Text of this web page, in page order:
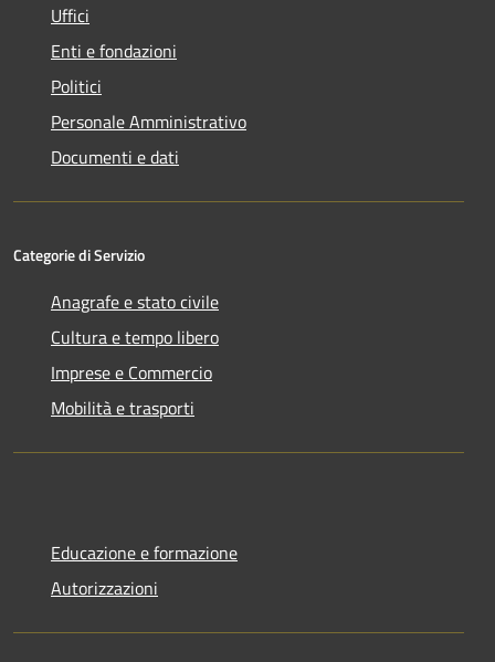
Uffici
Enti e fondazioni
Politici
Personale Amministrativo
Documenti e dati
Categorie di Servizio
Anagrafe e stato civile
Cultura e tempo libero
Imprese e Commercio
Mobilità e trasporti
Educazione e formazione
Autorizzazioni